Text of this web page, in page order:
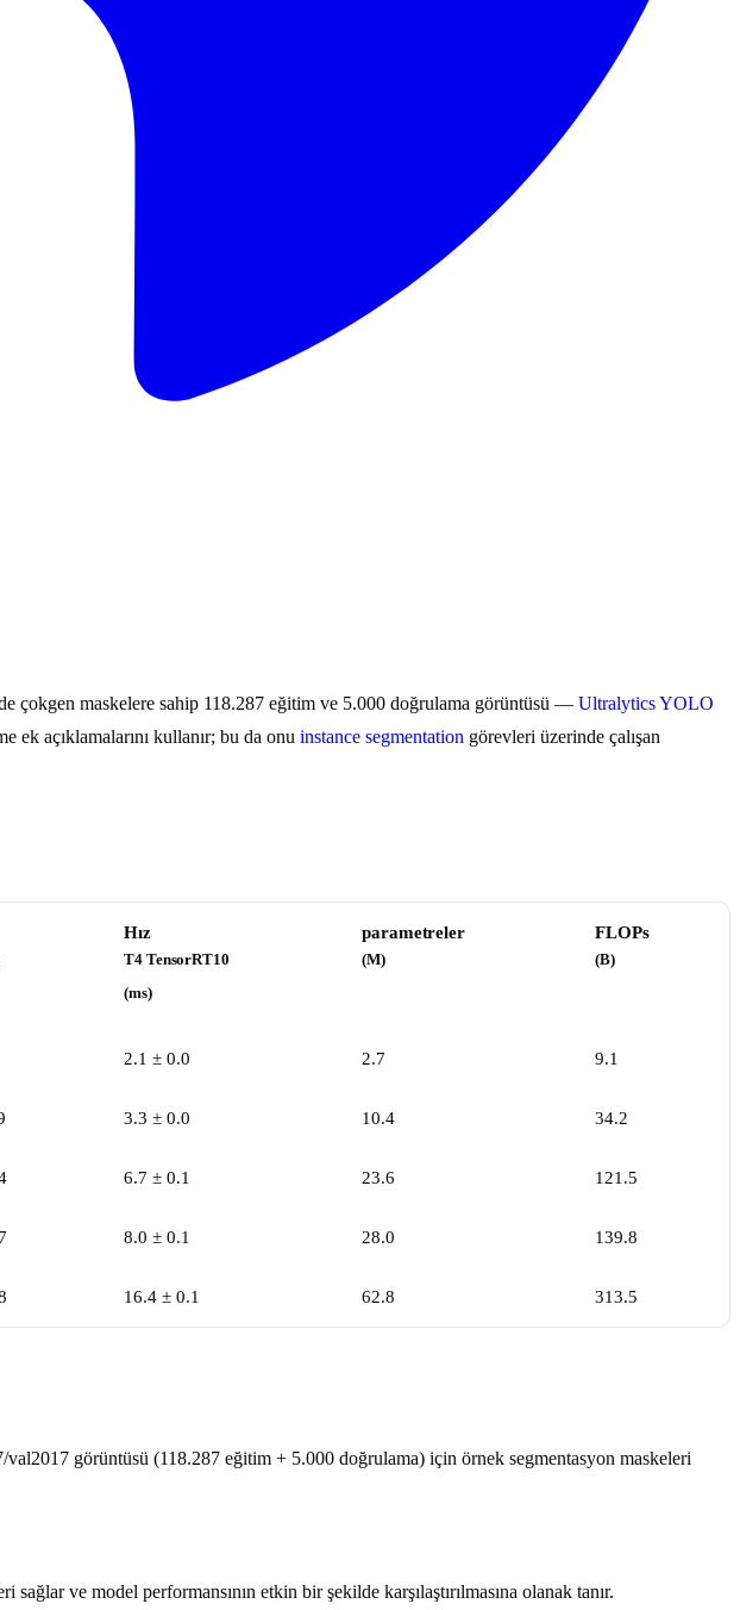
çokgen maskelere sahip 118.287 eğitim ve 5.000 doğrulama görüntüsü — Ultralytics YOLO
açıklamalarını kullanır; bu da onu instance segmentation görevleri üzerinde çalışan
Hız
T4 TensorRT10
(ms)
parametreler
(M)
FLOPs
(B)
2.1 ± 0.0 2.7 9.1
3.3 ± 0.0 10.4 34.2
6.7 ± 0.1 23.6 121.5
8.0 ± 0.1 28.0 139.8
16.4 ± 0.1 62.8 313.5
görüntüsü (118.287 eğitim + 5.000 doğrulama) için örnek segmentasyon maskeleri
ve model performansının etkin bir şekilde karşılaştırılmasına olanak tanır.